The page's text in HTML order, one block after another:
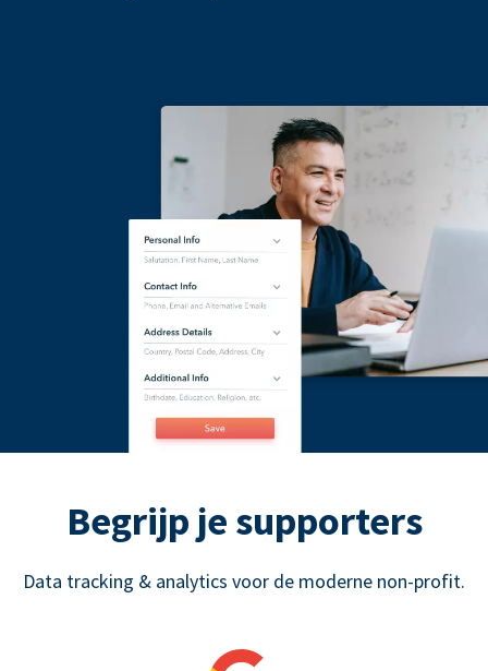
Begrijp je supporters
Data tracking & analytics voor de moderne non-profit.